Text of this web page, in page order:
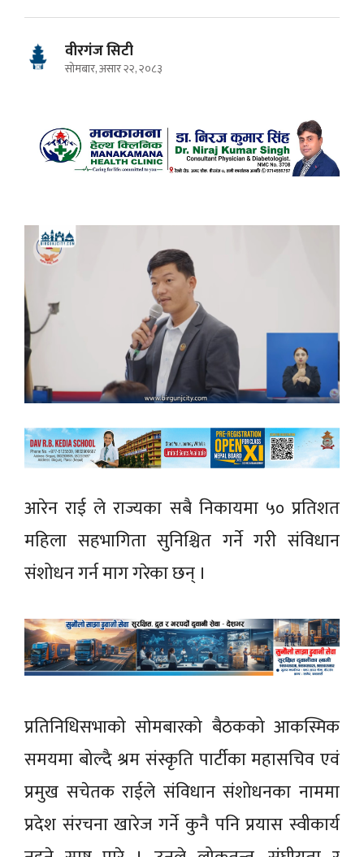
वीरगंज सिटी
सोमबार, असार २२, २०८३
आरेन राई ले राज्यका सबै निकायमा ५० प्रतिशत
महिला सहभागिता सुनिश्चित गर्ने गरी संविधान
संशोधन गर्न माग गरेका छन् ।
प्रतिनिधिसभाको सोमबारको बैठकको आकस्मिक
समयमा बोल्दै श्रम संस्कृति पार्टीका महासचिव एवं
प्रमुख सचेतक राईले संविधान संशोधनका नाममा
प्रदेश संरचना खारेज गर्ने कुनै पनि प्रयास स्वीकार्य